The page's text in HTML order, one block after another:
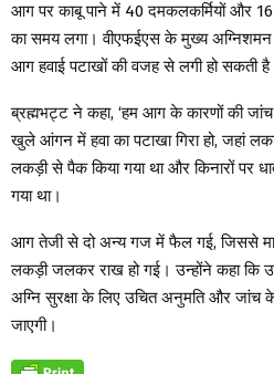
आग पर काबू पाने में 40 दमकलकर्मियों और
का समय लगा। वीएफईएस के मुख्य अग्निशमन
आग हवाई पटाखों की वजह से लगी हो सकती
ब्रह्मभट्ट ने कहा, ‘हम आग के कारणों की
खुले आंगन में हवा का पटाखा गिरा हो, जहां
लकड़ी से पैक किया गया था और किनारों पर
गया था।
आग तेजी से दो अन्य गज में फैल गई, जिससे
लकड़ी जलकर राख हो गई। उन्होंने कहा कि
अग्नि सुरक्षा के लिए उचित अनुमति और जांच
जाएगी।